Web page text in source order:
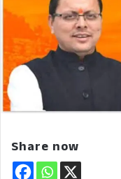
Share now